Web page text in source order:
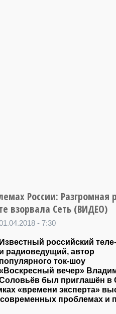
России: Разгромная
взорвала Сеть (ВИДЕО)
- 7:30
Известный российский
и радиоведущий, автор
популярного ток-шоу
вечер»
был приглашён в
«времени эксперта»
проблемах и